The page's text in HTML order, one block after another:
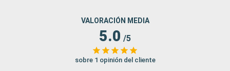
VALORACIÓN MEDIA
5.0 /5
sobre 1 opinión del cliente